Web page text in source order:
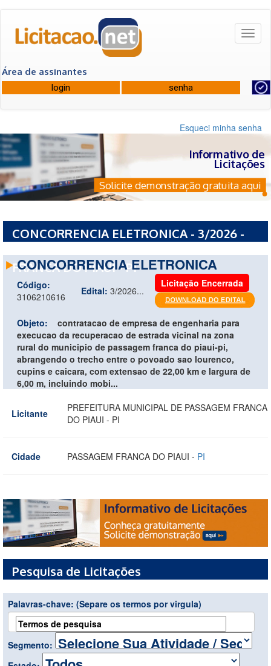
Área de assinantes
Esqueci minha senha
Informativo de
Licitações
Solicite demonstração gratuita aqui
CONCORRENCIA ELETRONICA - 3/2026 -
FRANCA DO PIAUI - PI
CONCORRENCIA ELETRONICA
Código:
3106210616
Edital: 3/2026...
Licitação Encerrada
Objeto:
contratacao de empresa de engenharia para
execucao da recuperacao de estrada vicinal na zona
rural do municipio de passagem franca do piaui-pi,
abrangendo o trecho entre o povoado sao lourenco,
cupins e caicara, com extensao de 22,00 km e largura de
6,00 m, incluindo mobi...
Licitante
PREFEITURA MUNICIPAL DE PASSAGEM FRANCA
DO PIAUI - PI
Cidade PASSAGEM FRANCA DO PIAUI - PI
Pesquisa de Licitações
Palavras-chave: (Separe os termos por virgula)
Segmento: